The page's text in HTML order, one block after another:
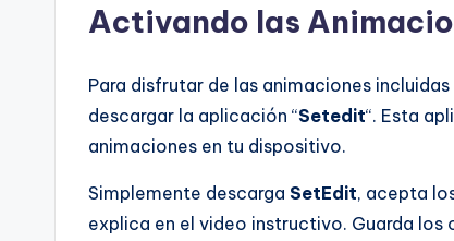
Activando las
Para disfrutar de las animaciones
descargar la aplicación “Setedit“. Esta
animaciones en tu dispositivo.
Simplemente descarga SetEdit, acepta
explica en el video instructivo. Guarda los